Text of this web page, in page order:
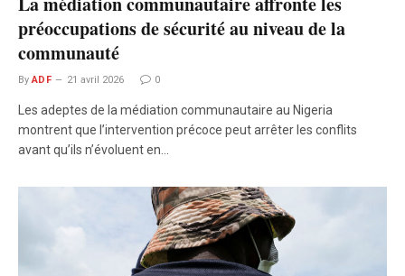
préoccupations de sécurité au niveau de la
communauté
By ADF 21 avril 2026 0
Les adeptes de la médiation communautaire au Nigeria
montrent que l’intervention précoce peut arrêter les conflits
avant qu’ils n’évoluent en…